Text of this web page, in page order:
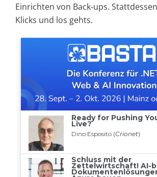
Einrichten von Back-ups.
Klicks und los gehts.